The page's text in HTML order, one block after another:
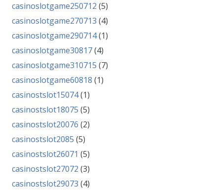
casinoslotgame250712 (5)
casinoslotgame270713 (4)
casinoslotgame290714(1)
casinoslotgame30817(4)
casinoslotgame310715 (7)
casinoslotgame60818 (1)
casinostslot15074(1)
casinostslot18075 (5)
casinostslot20076 (2)
casinostslot2085 (5)
casinostslot26071 (5)
casinostslot27072 (3)
casinostslot29073 (4)